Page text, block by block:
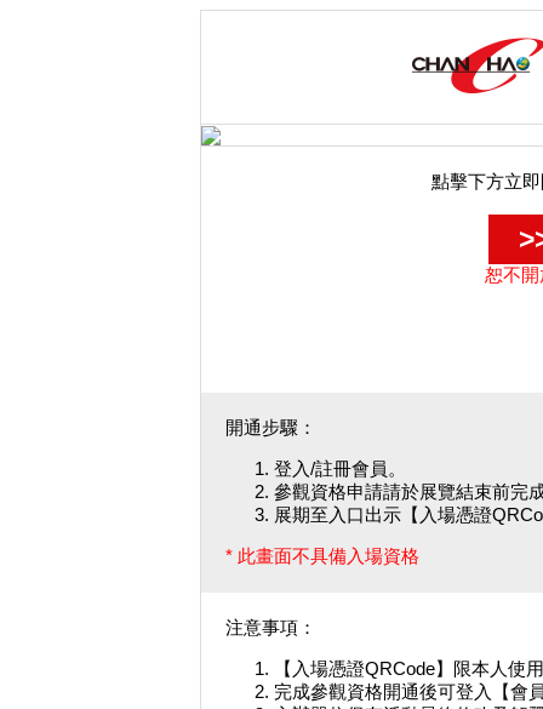
點擊下方立
恕不
開通步驟：
登入/註冊會員。
參觀資格申請請於展覽結束前完
展期至入口出示【入場憑證
* 此畫面不具備入場資格
注意事項：
【入場憑證QRCode】限本人使
完成參觀資格開通後可登入【會